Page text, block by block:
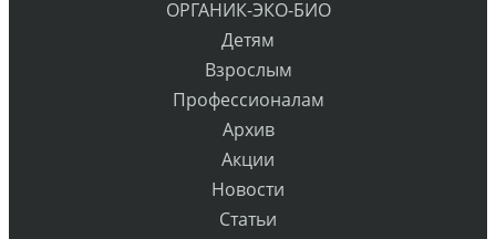
ОРГАНИК-ЭКО-БИО
Детям
Взрослым
Профессионалам
Архив
Акции
Новости
Статьи